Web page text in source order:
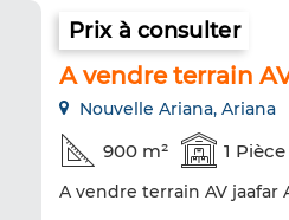
Prix à consulter
A vendre terrain
Nouvelle Ariana, Ariana
900 m² 1 Pièce
A vendre terrain AV jaafar